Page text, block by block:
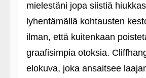
mielestäni jopa siistiä
lyhentämällä kohtausten
ilman, että kuitenkaan
graafisimpia otoksia.
elokuva, joka ansaitsee